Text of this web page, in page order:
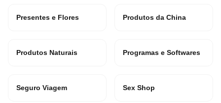
Presentes e Flores Produtos da China
Produtos Naturais Programas e Softwares
Seguro Viagem Sex Shop